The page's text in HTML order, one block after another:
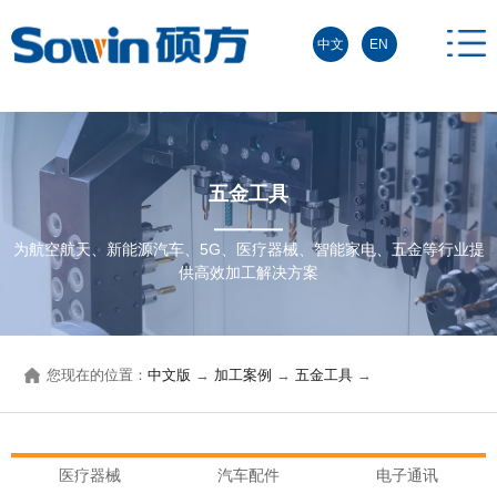
中文 EN
五金工具
为航空航天、新能源汽车、5G、医疗器械、智能家电、五金等行业提
供高效加工解决方案
您现在的位置：中文版 → 加工案例 →五金工具 →
医疗器械 汽车配件 电子通讯